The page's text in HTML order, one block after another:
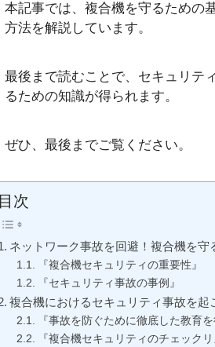
本記事では、複合機を守るための
方法を解説しています。
最後まで読むことで、セキュリテ
るための知識が得られます。
ぜひ、最後までご覧ください。
目次
ネットワーク事故を回避！複合機を守
『複合機セキュリティの重要性』
『セキュリティ事故の事例』
複合機におけるセキュリティ事故を起
『事故を防ぐために徹底した教育を
『複合機セキュリティのチェックリ